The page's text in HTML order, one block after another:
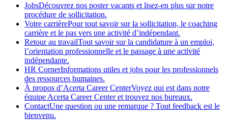
JobsDécouvrez nos poster vacants et lisez-en plus sur notre
procédure de sollicitation.
Votre carrièrePour tout savoir sur la sollicitation, le coaching
carrière et le pas vers une activité d’indépendant.
Retour au travailTout savoir sur la candidature à un emploi,
l’orientation professionnelle et le passage à une activité
indépendante.
HR CornerInformations utiles et jobs pour les professionnels
des ressources humaines.
À propos d’Acerta Career CenterVoyez qui est dans notre
équipe Acerta Career Center et trouvez nos bureaux.
ContactUne question ou une remarque ? Tout feedback est le
bienvenu.